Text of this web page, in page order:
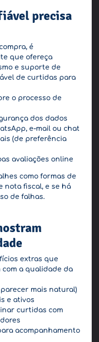
precisa
é
que ofereça
e suporte de
de curtidas para
o processo de
dos dados
e-mail ou chat
(de preferência
avaliações online
como formas de
nota fiscal, e se há
de falhas.
extras que
com a qualidade da
mais natural)
e ativos
curtidas com
acompanhamento